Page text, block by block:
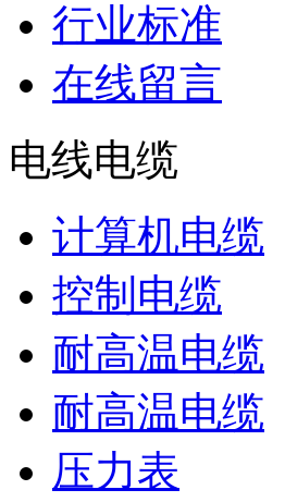
行业标准
在线留言
电线电缆
计算机电缆
控制电缆
耐高温电缆
耐高温电缆
压力表